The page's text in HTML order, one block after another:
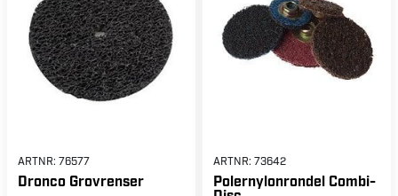
ARTNR: 76577
Dronco Grovrenser
ARTNR: 73642
Polernylonrondel Combi-